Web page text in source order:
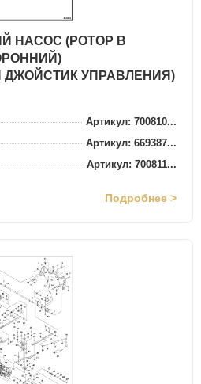
НАСОС (РОТОР В
УПРАВЛЕНИЯ)
Артикул: 700810...
Артикул: 669387...
Артикул: 700811...
Подробнее >